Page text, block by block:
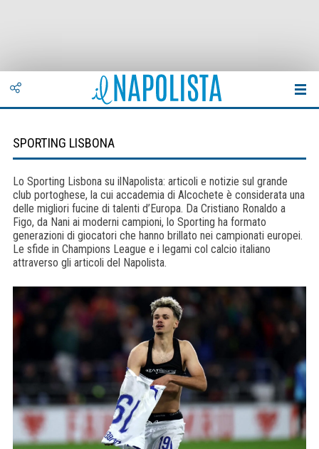
SPORTING LISBONA
Lo Sporting Lisbona su ilNapolista: articoli e notizie sul grande
club portoghese, la cui accademia di Alcochete è considerata una
delle migliori fucine di talenti d’Europa. Da Cristiano Ronaldo a
Figo, da Nani ai moderni campioni, lo Sporting ha formato
generazioni di giocatori che hanno brillato nei campionati europei.
Le sfide in Champions League e i legami col calcio italiano
attraverso gli articoli del Napolista.